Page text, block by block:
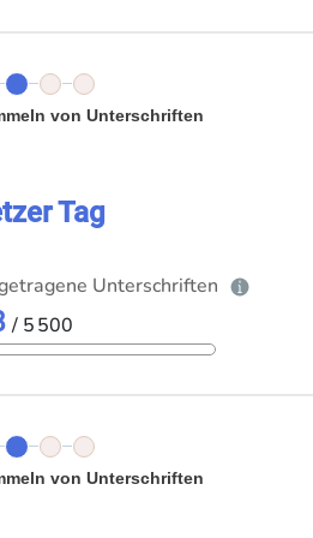
von Unterschriften
Tag
Unterschriften
/ 5 500
von Unterschriften